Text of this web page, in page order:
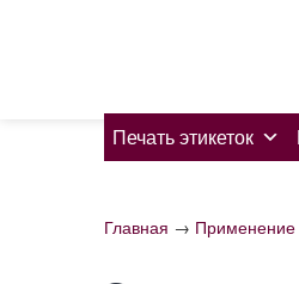
Печать этикеток
Главная → Применение